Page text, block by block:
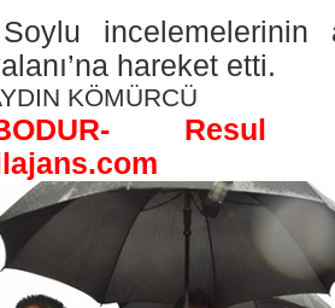
incelemelerinin
hareket etti.
KÖMÜRCÜ
Resul